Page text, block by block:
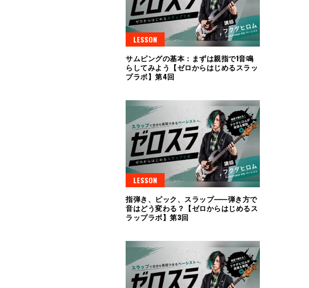
LESSON
サムピングの基本：まずは親指で1音鳴
らしてみよう【ゼロからはじめるスラッ
プラボ】第4回
LESSON
指弾き、ピック、スラップ⸺弾き方で
音はどう変わる？【ゼロからはじめるス
ラップラボ】第3回